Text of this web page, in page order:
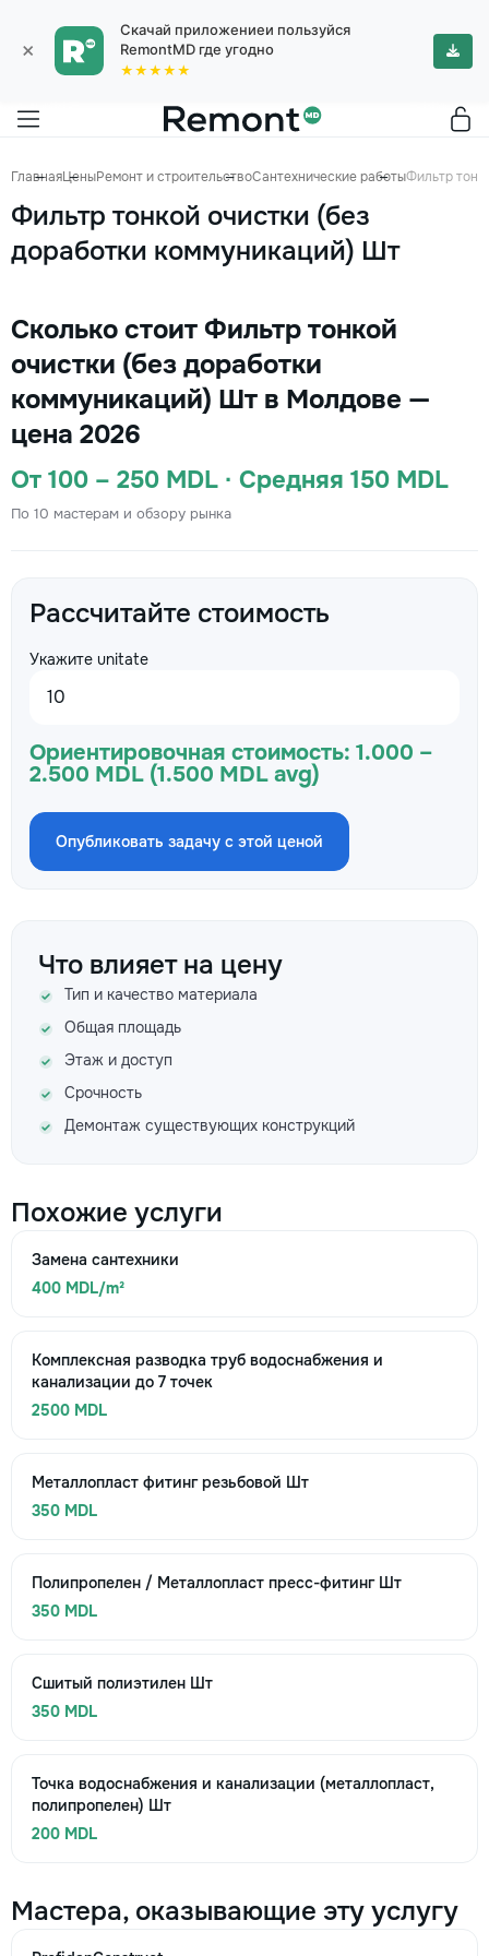
×
Скачай приложениеи пользуйся
RemontMD где угодно
★★★★★
ГлавнаяЦеныРемонт и строительствоСантехнические работыФильтр
Фильтр тонкой очистки (без
доработки коммуникаций) Шт
Сколько стоит Фильтр тонкой
очистки (без доработки
коммуникаций) Шт в Молдове —
цена 2026
От 100 – 250 MDL · Средняя 150 MDL
По 10 мастерам и обзору рынка
Рассчитайте стоимость
Укажите unitate
Ориентировочная стоимость: 1.000 –
2.500 MDL (1.500 MDL avg)
Опубликовать задачу с этой ценой
Что влияет на цену
Тип и качество материала
Общая площадь
Этаж и доступ
Срочность
Демонтаж существующих конструкций
Похожие услуги
Замена сантехники
400 MDL/m²
Комплексная разводка труб водоснабжения и
канализации до 7 точек
2500 MDL
Металлопласт фитинг резьбовой Шт
350 MDL
Полипропелен / Металлопласт пресс-фитинг Шт
350 MDL
Сшитый полиэтилен Шт
350 MDL
Точка водоснабжения и канализации (металлопласт,
полипропелен) Шт
200 MDL
Мастера, оказывающие эту услугу